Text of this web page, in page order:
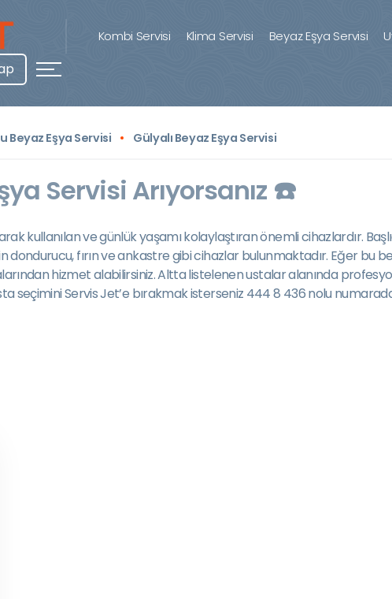
Kombi Servisi Klima Servisi Beyaz Eşya Servisi
Beyaz Eşya Servisi Gülyalı Beyaz Eşya Servisi
Servisi Arıyorsanız ☎️
kullanılan ve günlük yaşamı kolaylaştıran önemli cihazlardır.
dondurucu, fırın ve ankastre gibi cihazlar bulunmaktadır. Eğer bu
hizmet alabilirsiniz. Altta listelenen ustalar alanında
seçimini Servis Jet’e bırakmak isterseniz 444 8 436 nolu